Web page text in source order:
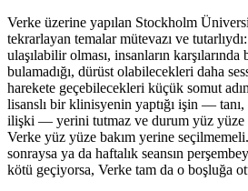
Verke üzerine yapılan Stockholm
tekrarlayan temalar mütevazı ve
ulaşılabilir olması, insanların
bulamadığı, dürüst olabilecekleri daha
harekete geçebilecekleri küçük somut
lisanslı bir klinisyenin yaptığı işin —
ilişki — yerini tutmaz ve durum yüz yüze
Verke yüz yüze bakım yerine
sonraysa ya da haftalık seansın
kötü geçiyorsa, Verke tam da o boşluğa